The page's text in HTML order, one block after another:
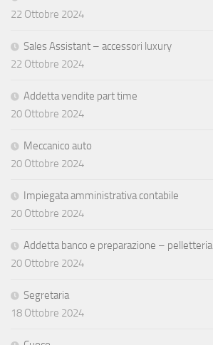
22 Ottobre 2024
Sales Assistant – accessori luxury
22 Ottobre 2024
Addetta vendite part time
20 Ottobre 2024
Meccanico auto
20 Ottobre 2024
Impiegata amministrativa contabile
20 Ottobre 2024
Addetta banco e preparazione – pelletteria
20 Ottobre 2024
Segretaria
18 Ottobre 2024